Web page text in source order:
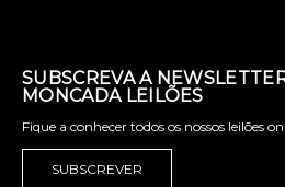
SUBSCREVA A
MONCADA LEILÕES
Fique a conhecer todos os nossos leilões
SUBSCREVER